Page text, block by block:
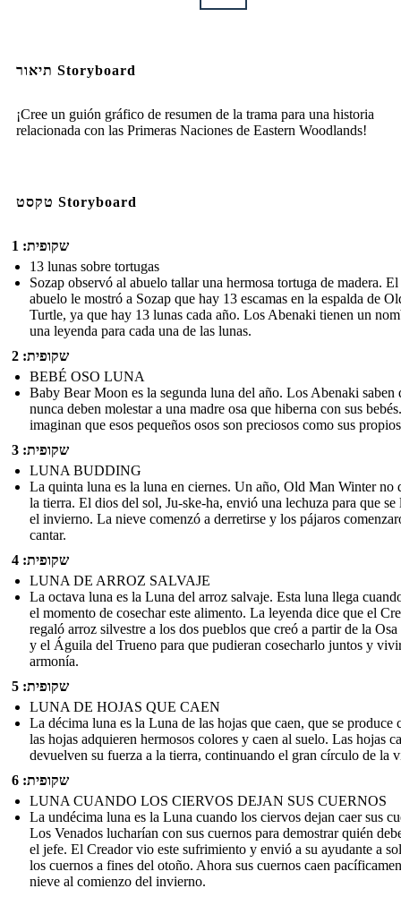
תיאור Storyboard
¡Cree un guión gráfico de resumen de la trama para una historia
relacionada con las Primeras Naciones de Eastern Woodlands!
טקסט Storyboard
שקופית: 1
13 lunas sobre tortugas
Sozap observó al abuelo tallar una hermosa tortuga de madera. El
abuelo le mostró a Sozap que hay 13 escamas en la espalda de
Turtle, ya que hay 13 lunas cada año. Los Abenaki tienen un
una leyenda para cada una de las lunas.
שקופית: 2
BEBÉ OSO LUNA
Baby Bear Moon es la segunda luna del año. Los Abenaki saben
nunca deben molestar a una madre osa que hiberna con sus
imaginan que esos pequeños osos son preciosos como sus
שקופית: 3
LUNA BUDDING
La quinta luna es la luna en ciernes. Un año, Old Man Winter no
la tierra. El dios del sol, Ju-ske-ha, envió una lechuza para que se
el invierno. La nieve comenzó a derretirse y los pájaros
cantar.
שקופית: 4
LUNA DE ARROZ SALVAJE
La octava luna es la Luna del arroz salvaje. Esta luna llega
el momento de cosechar este alimento. La leyenda dice que el
regaló arroz silvestre a los dos pueblos que creó a partir de la
y el Águila del Trueno para que pudieran cosecharlo juntos y
armonía.
שקופית: 5
LUNA DE HOJAS QUE CAEN
La décima luna es la Luna de las hojas que caen, que se produce
las hojas adquieren hermosos colores y caen al suelo. Las hojas
devuelven su fuerza a la tierra, continuando el gran círculo de la
שקופית: 6
LUNA CUANDO LOS CIERVOS DEJAN SUS CUERNOS
La undécima luna es la Luna cuando los ciervos dejan caer sus
Los Venados lucharían con sus cuernos para demostrar quién
el jefe. El Creador vio este sufrimiento y envió a su ayudante a
los cuernos a fines del otoño. Ahora sus cuernos caen
nieve al comienzo del invierno.